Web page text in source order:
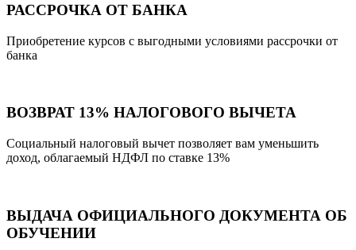
РАССРОЧКА ОТ БАНКА
Приобретение курсов с выгодными условиями рассрочки от
банка
ВОЗВРАТ 13% НАЛОГОВОГО ВЫЧЕТА
Социальный налоговый вычет позволяет вам уменьшить
доход, облагаемый НДФЛ по ставке 13%
ВЫДАЧА ОФИЦИАЛЬНОГО ДОКУМЕНТА ОБ
ОБУЧЕНИИ